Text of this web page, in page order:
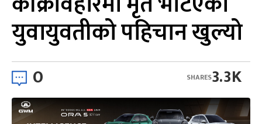
युवायुवतीको पहिचान खुल्यो
0 3.3K
SHARES